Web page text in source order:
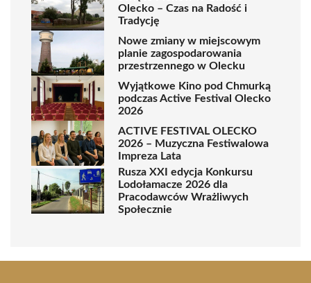
Olecko – Czas na Radość i
Tradycję
Nowe zmiany w miejscowym
planie zagospodarowania
przestrzennego w Olecku
Wyjątkowe Kino pod Chmurką
podczas Active Festival Olecko
2026
ACTIVE FESTIVAL OLECKO
2026 – Muzyczna Festiwalowa
Impreza Lata
Rusza XXI edycja Konkursu
Lodołamacze 2026 dla
Pracodawców Wrażliwych
Społecznie